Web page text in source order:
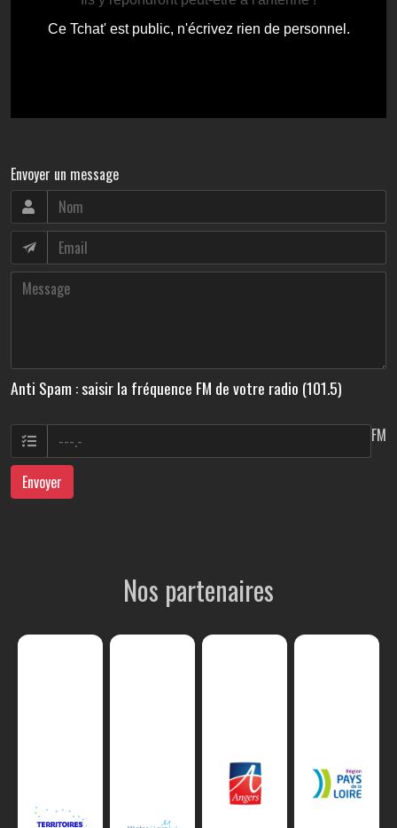
Envoyer un message
Anti Spam : saisir la fréquence FM de votre radio (101.5)
FM
Envoyer
Nos partenaires